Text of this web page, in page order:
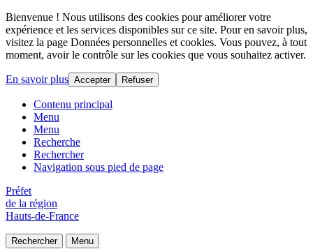
Bienvenue ! Nous utilisons des cookies pour améliorer votre
expérience et les services disponibles sur ce site. Pour en savoir plus,
visitez la page Données personnelles et cookies. Vous pouvez, à tout
moment, avoir le contrôle sur les cookies que vous souhaitez activer.
En savoir plus Accepter Refuser
Contenu principal
Menu
Menu
Recherche
Rechercher
Navigation sous pied de page
Préfet
de la région
Hauts-de-France
Rechercher Menu